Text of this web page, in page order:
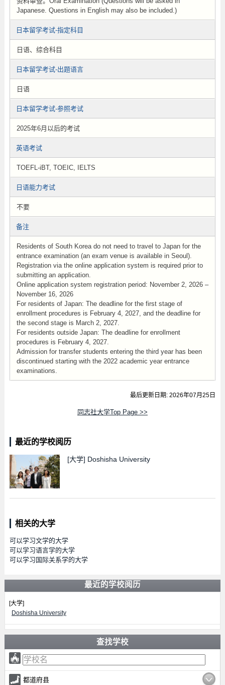
Japanese. Questions in English may also be included.)
日本留学考试-指定科目
日语、综合科目
日本留学考试-出题语言
日语
日本留学考试-参照考试
2025年6月以后的考试
英语考试
TOEFL-iBT, TOEIC, IELTS
日语能力考试
不要
备注
Residents of South Korea do not need to travel to Japan for the
entrance examination (an exam venue is available in Seoul).
Registration via the online application system is required prior to
submitting an application.
Online application system registration period: November 2, 2026 –
November 16, 2026
For residents of Japan: The deadline for the first stage of
enrollment procedures is February 4, 2027, and the deadline for
the second stage is March 2, 2027.
For residents outside Japan: The deadline for enrollment
procedures is February 4, 2027.
Admission for transfer students entering the third year has been
discontinued starting with the 2022 academic year entrance
examinations.
最后更新日期: 2026年07月25日
同志社大学Top Page >>
最近的学校阅历
[大学] Doshisha University
相关的大学
可以学习文学的大学
可以学习语言学的大学
可以学习国际关系学的大学
最近的学校阅历
[大学]
Doshisha University
查找学校
都道府县